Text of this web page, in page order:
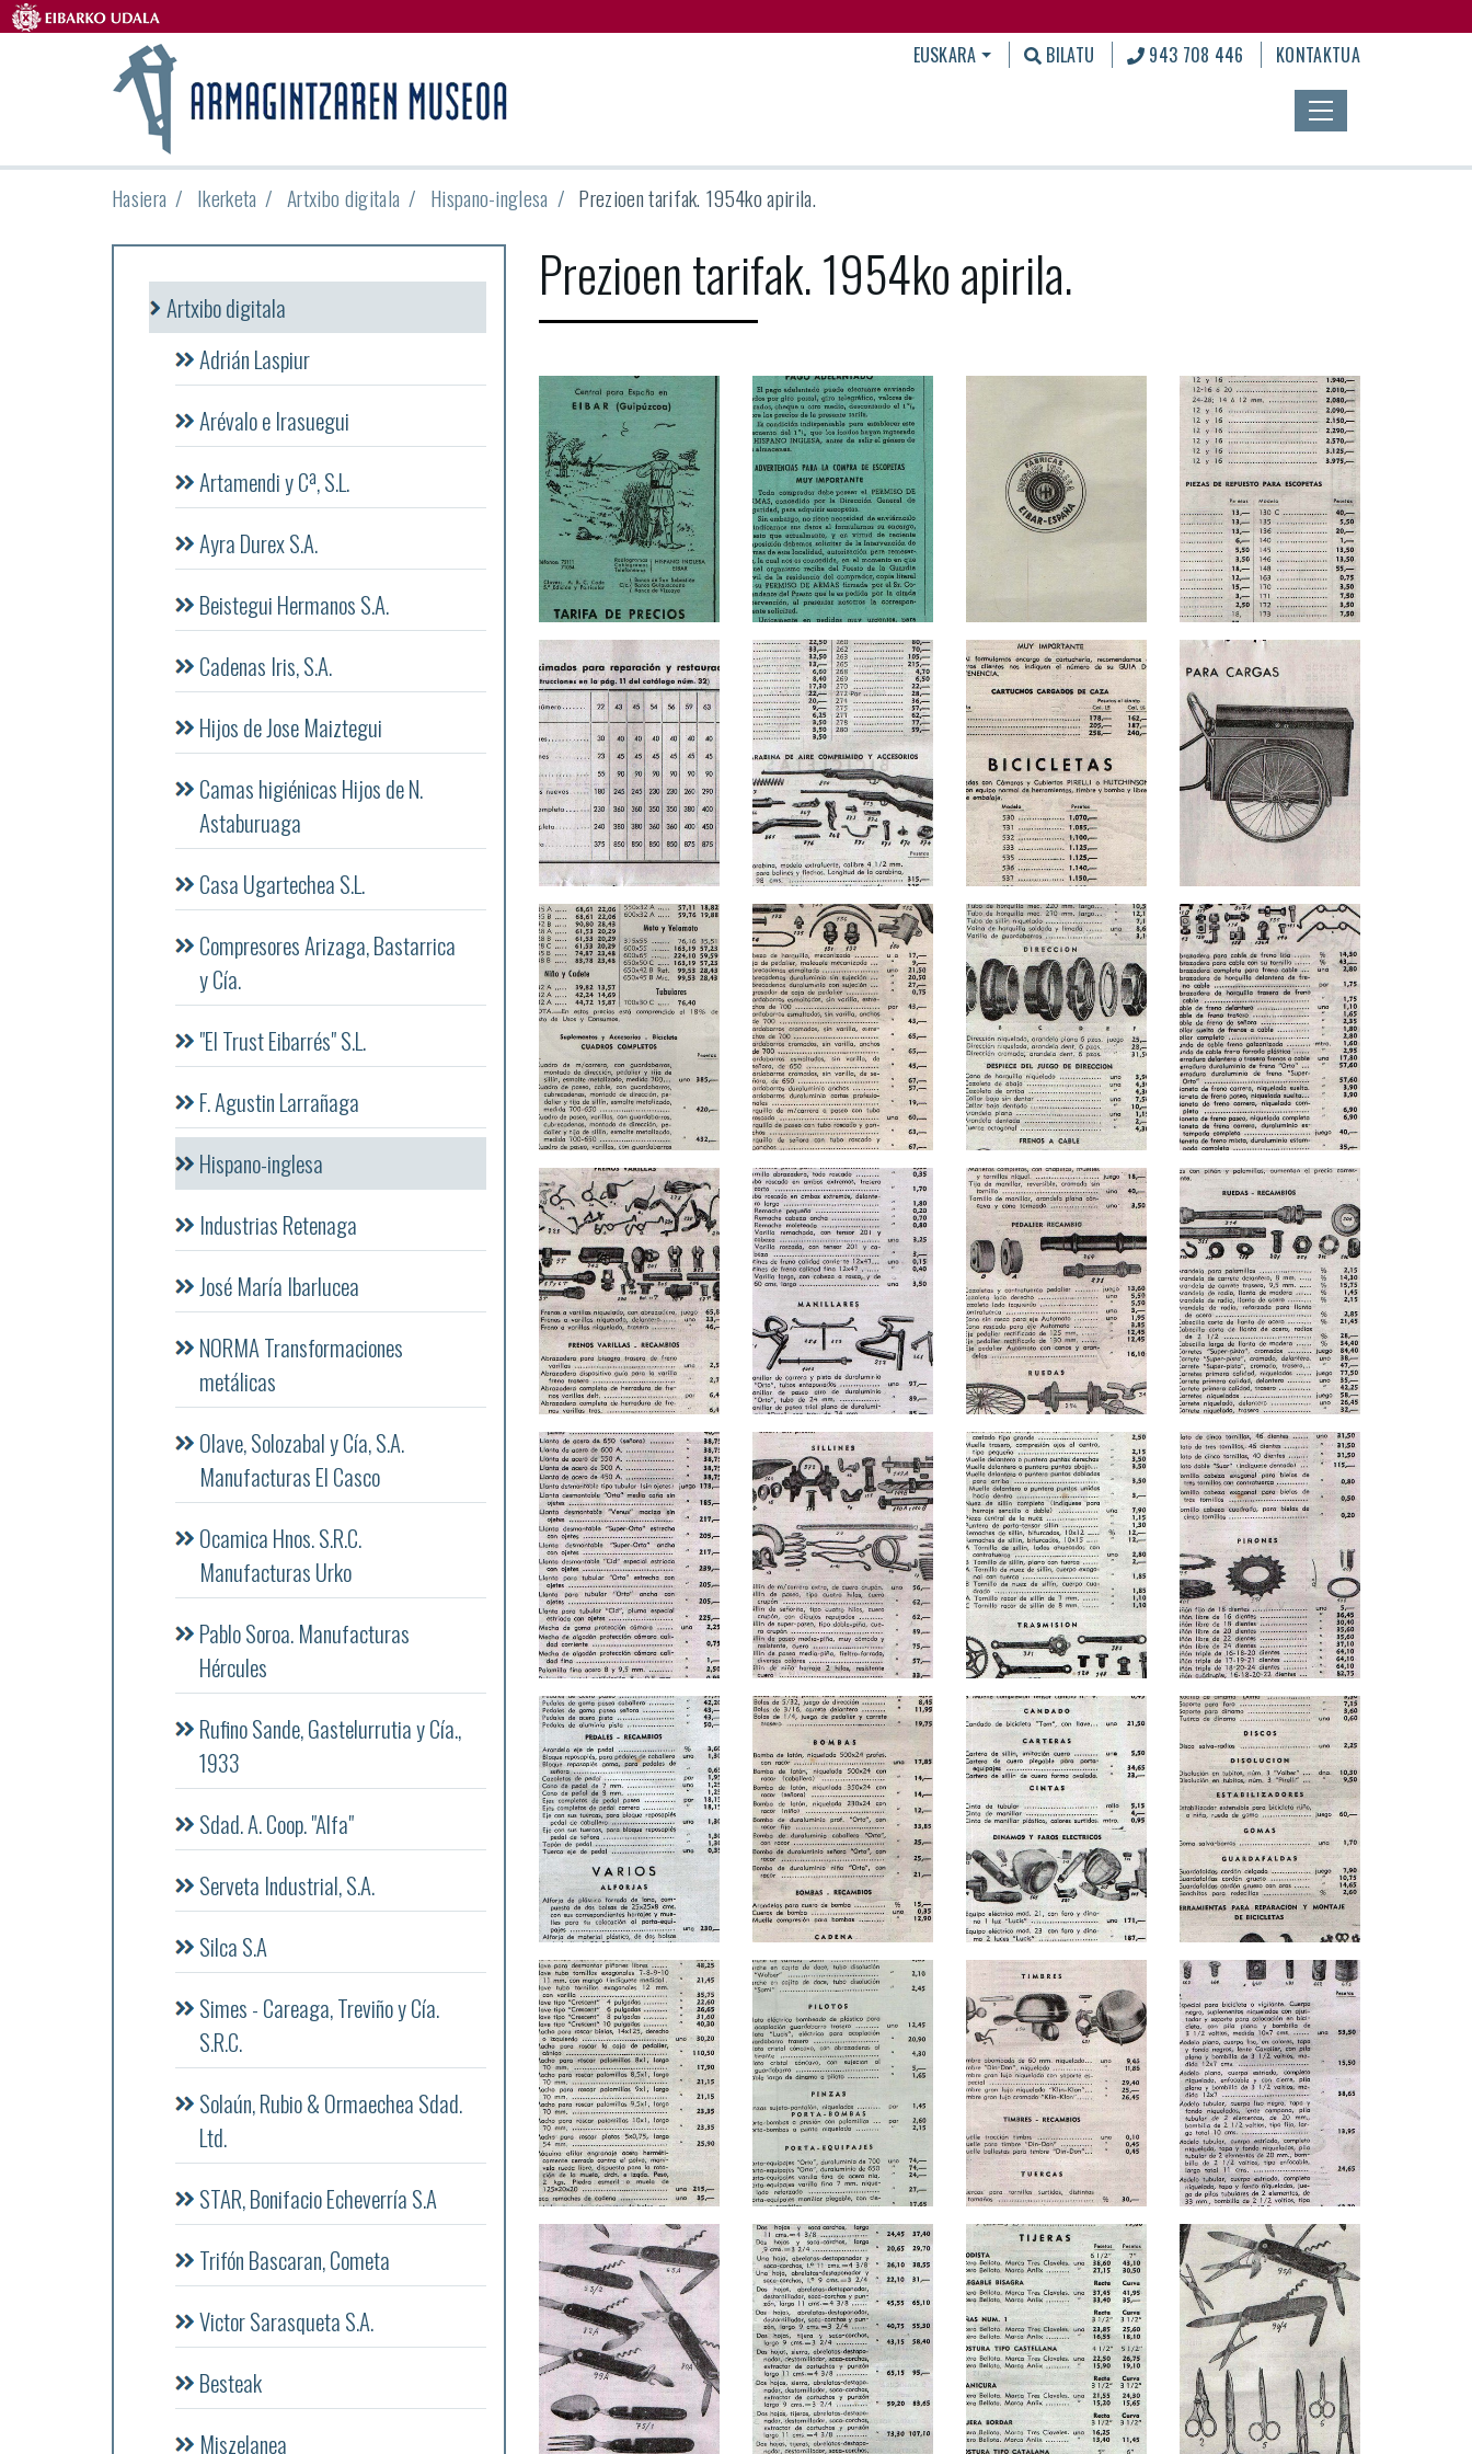
EUSKARA BILATU 943 708 446 KONTAKTUA
Hasiera Ikerketa Artxibo digitala Hispano-inglesa Prezioen tarifak. 1954ko apirila.
Prezioen tarifak. 1954ko apirila.
Artxibo digitala
Adrián Laspiur
Arévalo e Irasuegui
Artamendi y Cª, S.L.
Ayra Durex S.A.
Beistegui Hermanos S.A.
Cadenas Iris, S.A.
Hijos de Jose Maiztegui
Camas higiénicas Hijos de N.
Astaburuaga
Casa Ugartechea S.L.
Compresores Arizaga, Bastarrica
y Cía.
"El Trust Eibarrés" S.L.
F. Agustin Larrañaga
Hispano-inglesa
Industrias Retenaga
José María Ibarlucea
NORMA Transformaciones
metálicas
Olave, Solozabal y Cía, S.A.
Manufacturas El Casco
Ocamica Hnos. S.R.C.
Manufacturas Urko
Pablo Soroa. Manufacturas
Hércules
Rufino Sande, Gastelurrutia y Cía.,
1933
Sdad. A. Coop. "Alfa"
Serveta Industrial, S.A.
Silca S.A
Simes - Careaga, Treviño y Cía.
S.R.C.
Solaún, Rubio & Ormaechea Sdad.
Ltd.
STAR, Bonifacio Echeverría S.A
Trifón Bascaran, Cometa
Victor Sarasqueta S.A.
Besteak
Miszelanea